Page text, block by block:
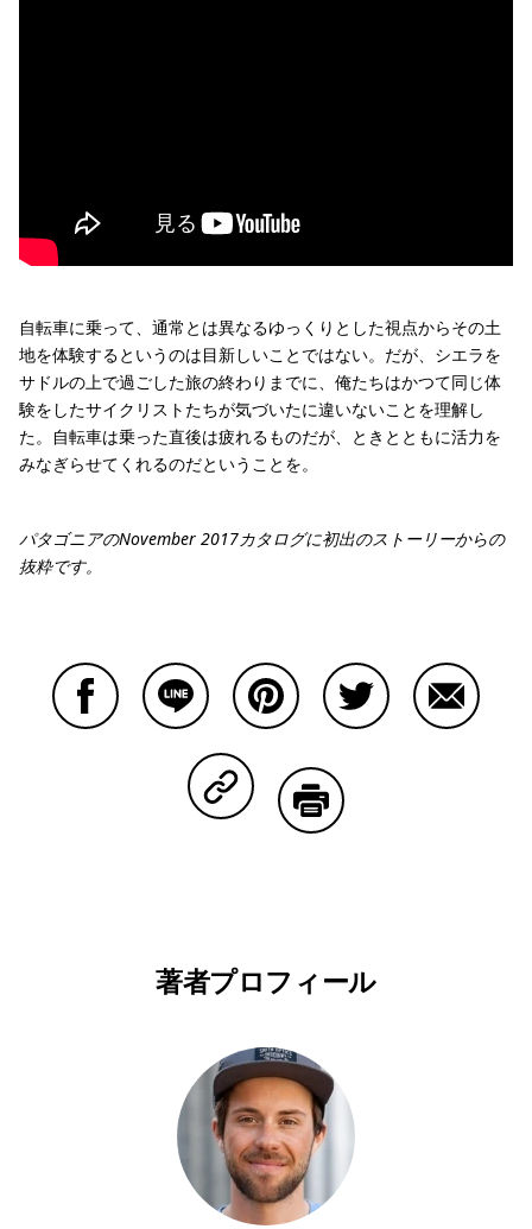
自転車に乗って、通常とは異なるゆっくりとした視点からその土
地を体験するというのは目新しいことではない。だが、シエラを
サドルの上で過ごした旅の終わりまでに、俺たちはかつて同じ体
験をしたサイクリストたちが気づいたに違いないことを理解し
た。自転車は乗った直後は疲れるものだが、ときとともに活力を
みなぎらせてくれるのだということを。
パタゴニアのNovember 2017カタログに初出のストーリーからの
抜粋です。
Copy Linkで共有する
著者プロフィール